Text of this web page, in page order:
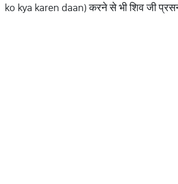
ko kya karen daan) करने से भी शिव जी